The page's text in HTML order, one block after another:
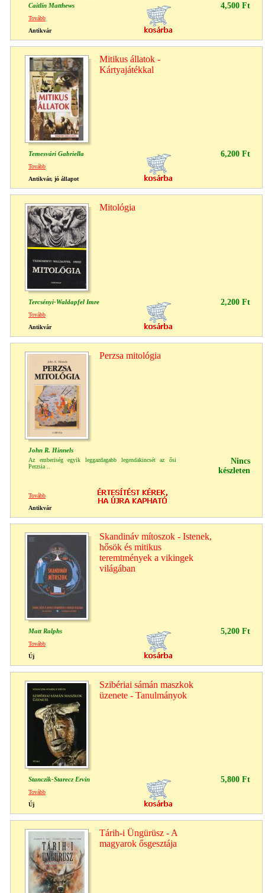
Caitlín Matthews 4,500 Ft
Tovább
Antikvár
Mitikus állatok -
Kártyajátékkal
Temesvári Gabriella 6,200 Ft
Tovább
Antikvár, jó állapot
Mitológia
Tercsényi-Waldapfel Imre 2,200 Ft
Tovább
Antikvár
Perzsa mitológia
John R. Hinnels
Az emberiség egyik leggazdagabb legendakincsét az ősi
Perzsia ..
Nincs
készleten
Tovább
Antikvár
Skandináv mítoszok - Istenek,
hősök és mitikus
teremtmények a vikingek
világában
Matt Ralphs 5,200 Ft
Tovább
Új
Szibériai sámán maszkok
üzenete - Tanulmányok
Stanczik-Starecz Ervin 5,800 Ft
Tovább
Új
Tárih-i Üngürüsz - A
magyarok ősgesztája